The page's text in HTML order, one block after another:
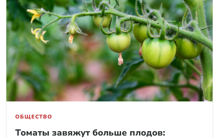
ОБЩЕСТВО
Томаты завяжут больше плодов: